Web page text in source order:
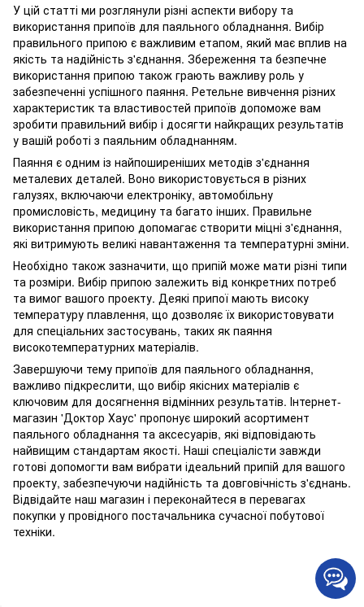
У цій статті ми розглянули різні аспекти вибору та
використання припоїв для паяльного обладнання. Вибір
правильного припою є важливим етапом, який має вплив на
якість та надійність з'єднання. Збереження та безпечне
використання припою також грають важливу роль у
забезпеченні успішного паяння. Ретельне вивчення різних
характеристик та властивостей припоїв допоможе вам
зробити правильний вибір і досягти найкращих результатів
у вашій роботі з паяльним обладнанням.
Паяння є одним із найпоширеніших методів з'єднання
металевих деталей. Воно використовується в різних
галузях, включаючи електроніку, автомобільну
промисловість, медицину та багато інших. Правильне
використання припою допомагає створити міцні з'єднання,
які витримують великі навантаження та температурні зміни.
Необхідно також зазначити, що припій може мати різні типи
та розміри. Вибір припою залежить від конкретних потреб
та вимог вашого проекту. Деякі припої мають високу
температуру плавлення, що дозволяє їх використовувати
для спеціальних застосувань, таких як паяння
високотемпературних матеріалів.
Завершуючи тему припоїв для паяльного обладнання,
важливо підкреслити, що вибір якісних матеріалів є
ключовим для досягнення відмінних результатів. Інтернет-
магазин 'Доктор Хаус' пропонує широкий асортимент
паяльного обладнання та аксесуарів, які відповідають
найвищим стандартам якості. Наші спеціалісти завжди
готові допомогти вам вибрати ідеальний припій для вашого
проекту, забезпечуючи надійність та довговічність з'єднань.
Відвідайте наш магазин і переконайтеся в перевагах
покупки у провідного постачальника сучасної побутової
техніки.